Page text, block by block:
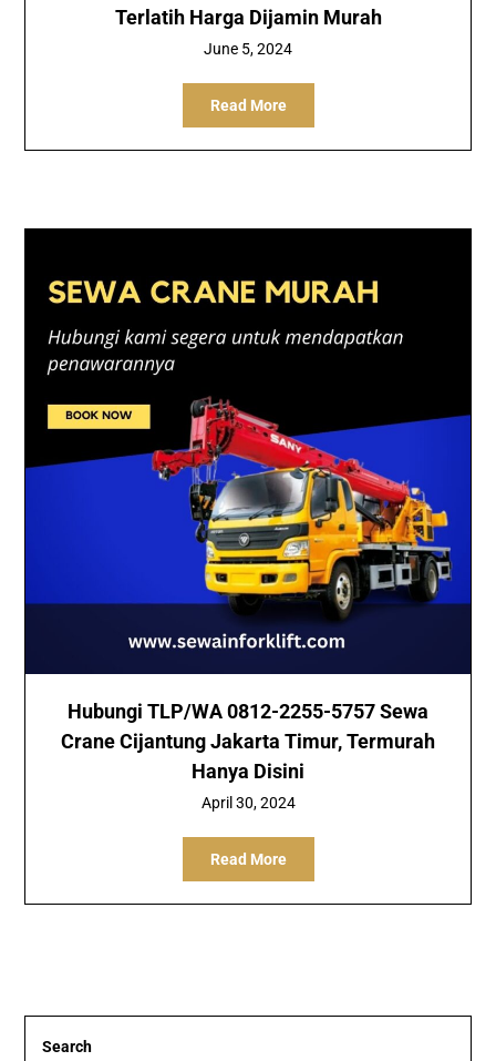
Terlatih Harga Dijamin Murah
June 5, 2024
Read More
Hubungi TLP/WA 0812-2255-5757 Sewa
Crane Cijantung Jakarta Timur, Termurah
Hanya Disini
April 30, 2024
Read More
Search